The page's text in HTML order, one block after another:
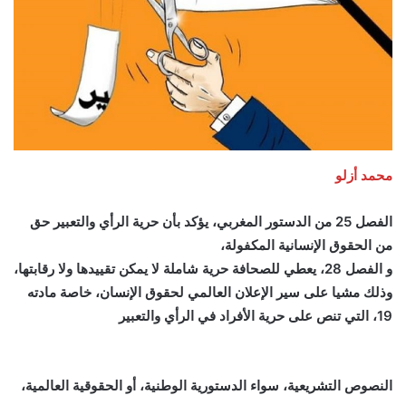
محمد أزلو
الفصل 25 من الدستور المغربي، يؤكد بأن حرية الرأي والتعبير حق
من الحقوق الإنسانية المكفولة،
و الفصل 28، يعطي للصحافة حرية شاملة لا يمكن تقييدها ولا رقابتها،
وذلك مشيا على سير الإعلان العالمي لحقوق الإنسان، خاصة مادته
19، التي تنص على حرية الأفراد في الرأي والتعبير
النصوص التشريعية، سواء الدستورية الوطنية، أو الحقوقية العالمية،